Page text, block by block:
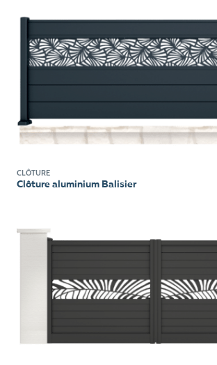
CLÔTURE
Clôture aluminium Balisier